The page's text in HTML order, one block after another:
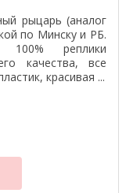
рыцарь (аналог
по Минску и РБ.
100% реплики
качества, все
красивая ...